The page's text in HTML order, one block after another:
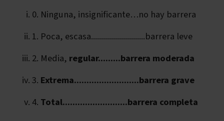
0. Ninguna, insignificante…no hay barrera
1. Poca, escasa...........................barrera leve
2. Media, regular.........barrera moderada
3. Extrema..........................barrera grave
4. Total..........................barrera completa